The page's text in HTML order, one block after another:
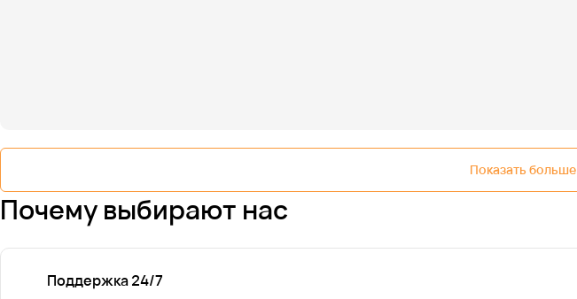
Показать больше
Почему выбирают нас
Поддержка 24/7